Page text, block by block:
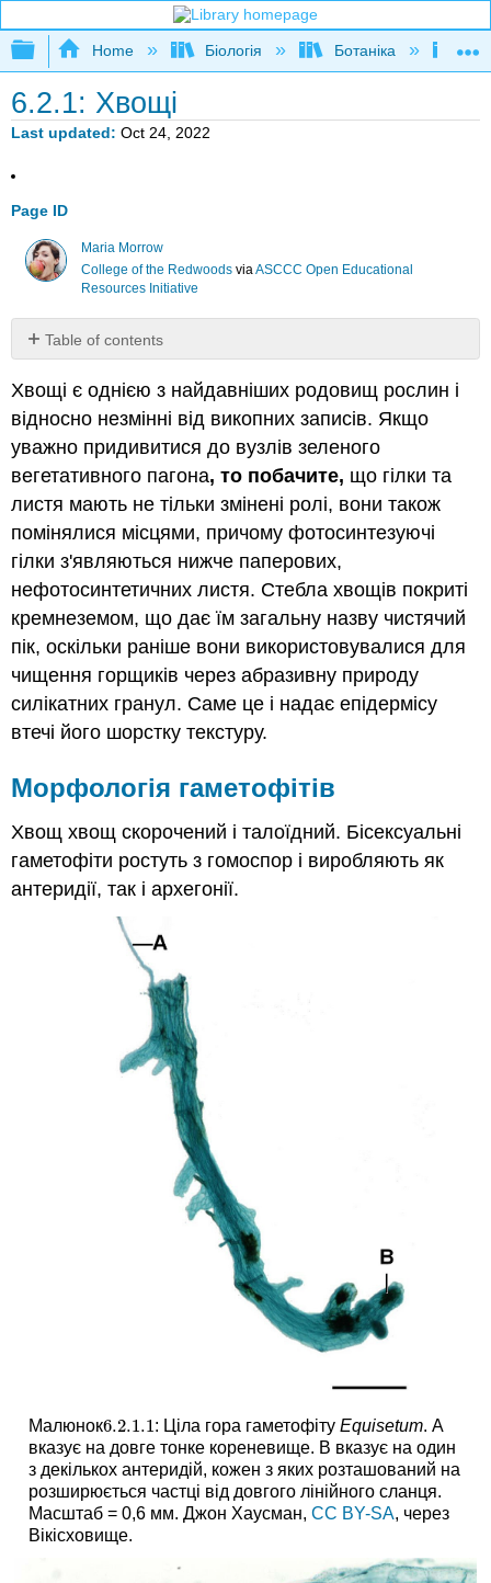
Expand/collapse global hierarchy
Home Біологія Ботаніка
6.2.1: Хвощі
Last updated Oct 24, 2022
Page ID
Maria Morrow
College of the RedwoodsviaASCCC Open Educational
Resources Initiative
Table of contents
гаметофітів
Морфологія
спорофітів
Вегетативні
пагони
Хвощі є однією з найдавніших родовищ рослин і
відносно незмінні від викопних записів. Якщо
уважно придивитися до вузлів зеленого
вегетативного пагона, то побачите, що гілки та
листя мають не тільки змінені ролі, вони також
помінялися місцями, причому фотосинтезуючі
гілки з'являються нижче паперових,
нефотосинтетичних листя. Стебла хвощів покриті
кремнеземом, що дає їм загальну назву чистячий
пік, оскільки раніше вони використовувалися для
чищення горщиків через абразивну природу
силікатних гранул. Саме це і надає епідермісу
втечі його шорстку текстуру.
Морфологія гаметофітів
Хвощ хвощ скорочений і талоїдний. Бісексуальні
гаметофіти ростуть з гомоспор і виробляють як
антеридії, так і архегонії.
Малюнок6.2.1.1
6.2.1.1: Ціла гора гаметофітуEquisetum. А
вказує на довге тонке кореневище. B вказує на один
з декількох антеридій, кожен з яких розташований на
розширюється частці від довгого лінійного сланця.
Масштаб = 0,6 мм. Джон Хаусман, CC BY-SA, через
Вікісховище.